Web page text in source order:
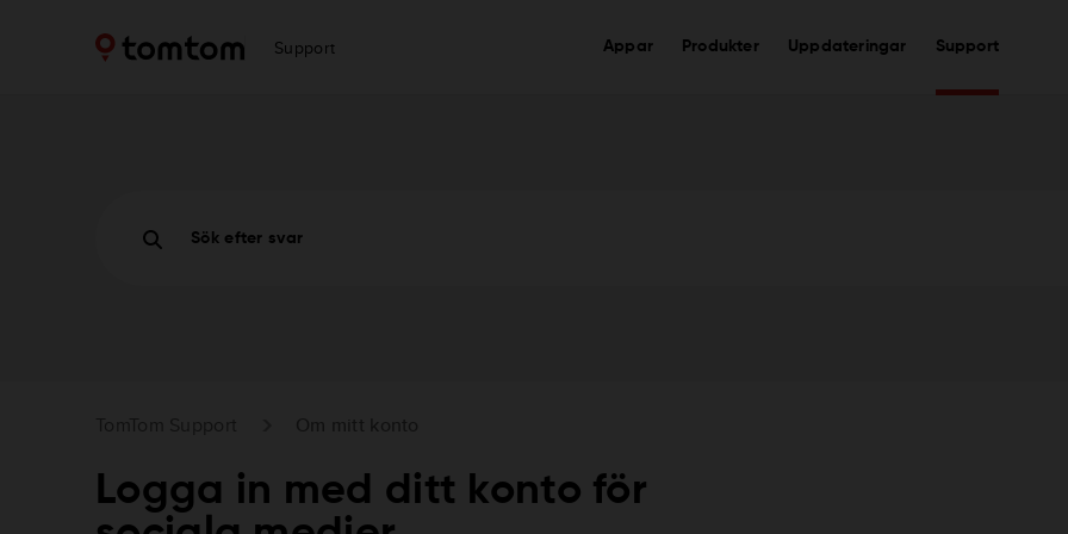
Support Appar Produkter Uppdateringar Support
Sök efter svar
Logga in med ditt konto för